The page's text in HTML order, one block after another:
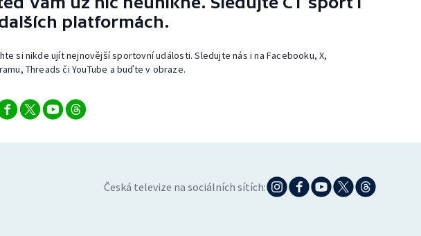
platformách.
si nikde ujít nejnovější sportovní události. Sledujte nás i na Facebooku, X,
Threads či YouTube a buďte v obraze.
Česká televize na sociálních sítích: